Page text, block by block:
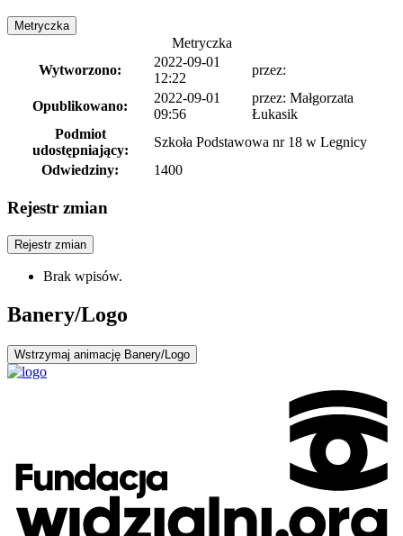
Metryczka
Metryczka
Wytworzono:
2022-09-01
12:22
przez:
Opublikowano:
2022-09-01
09:56
przez: Małgorzata
Łukasik
Podmiot
udostępniający:
Szkoła Podstawowa nr 18 w Legnicy
Odwiedziny:
1400
Rejestr zmian
Rejestr zmian
Brak wpisów.
Banery/Logo
Wstrzymaj animację Banery/Logo